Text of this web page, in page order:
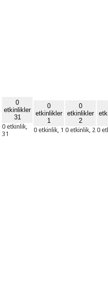
0
etkinlikler
31
0 etkinlik,
31
0
etkinlikler
1
0 etkinlik, 1
0
etkinlikler
2
0 etkinlik, 2 0